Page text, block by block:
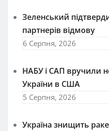
Зеленський
партнерів відмову
6 Серпня, 2026
НАБУ і САП вручили
України в США
5 Серпня, 2026
Україна знищить